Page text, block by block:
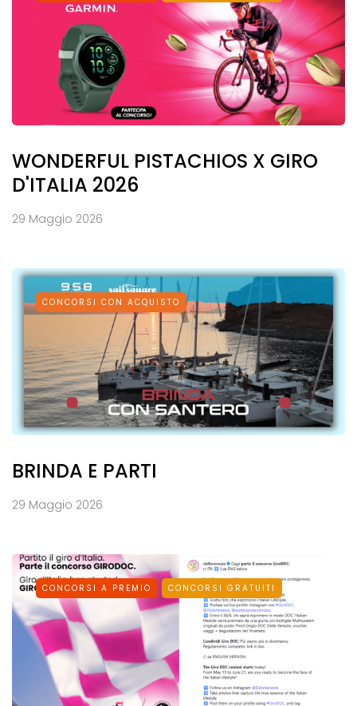
WONDERFUL PISTACHIOS X GIRO
D'ITALIA 2026
29 Maggio 2026
CONCORSI CON ACQUISTO
BRINDA E PARTI
29 Maggio 2026
CONCORSI A PREMIO CONCORSI GRATUITI